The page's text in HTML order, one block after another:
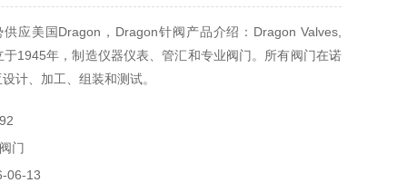
应美国Dragon，Dragon针阀产品介绍：Dragon Valves,
于1945年，制造仪器仪表、管汇和专业阀门。所有阀门在诺
计、加工、组装和测试。
有限公司优势供应美国Dragon针阀，Dragon节流阀，
门
06-13